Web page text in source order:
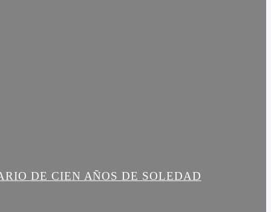
DE CIEN AÑOS DE SOLEDAD